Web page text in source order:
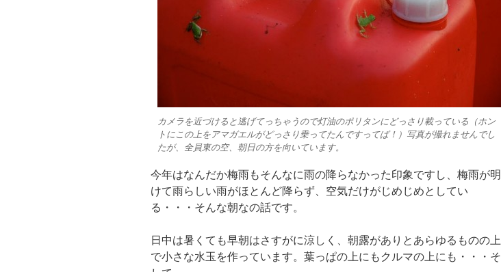
カメラを近づけると逃げてっちゃうので灯油のポリタンにどっさり載っている（ホン
トにこの上をアマガエルがどっさり乗ってたんですってば！）写真が撮れませんでし
たが、全員東の空、朝日の方を向いています。
今年はなんだか梅雨もそんなに雨の降らなかった印象ですし、梅雨が明
けて雨らしい雨がほとんど降らず、空気だけがじめじめとしてい
る・・・そんな朝なの話です。
日中は暑くても早朝はさすがに涼しく、朝露がありとあらゆるものの上
で小さな水玉を作っています。葉っぱの上にもクルマの上にも・・・そ